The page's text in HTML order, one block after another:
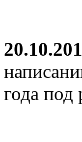
года